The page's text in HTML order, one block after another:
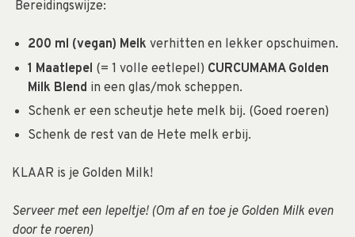
Bereidingswijze:
200 ml (vegan) Melk verhitten en lekker opschuimen.
1 Maatlepel (= 1 volle eetlepel) CURCUMAMA Golden
Milk Blend in een glas/mok scheppen.
Schenk er een scheutje hete melk bij. (Goed roeren)
Schenk de rest van de Hete melk erbij.
KLAAR is je Golden Milk!
Serveer met een lepeltje! (Om af en toe je Golden Milk even
door te roeren)